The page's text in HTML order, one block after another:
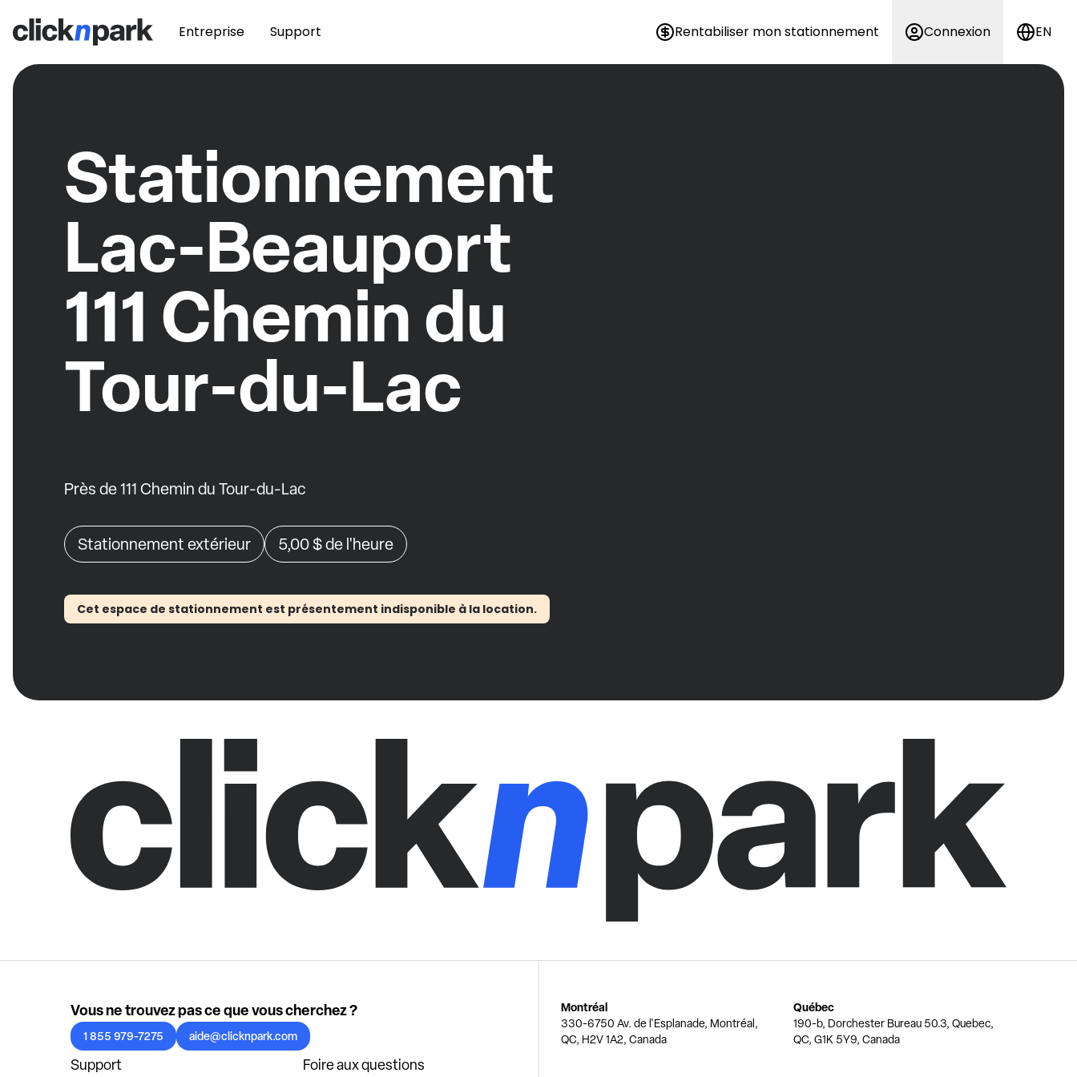
Entreprise Support Rentabiliser mon stationnement Connexion EN
Stationnement
Lac-Beauport
111 Chemin du
Tour-du-Lac
Près de 111 Chemin du Tour-du-Lac
Stationnement extérieur 5,00 $de l'heure
Cet espace de stationnement est présentement indisponible à la location.
Vous ne trouvez pas ce que vous cherchez ?
1 855 979-7275 aide@clicknpark.com
Support Foire aux questions
Montréal
330-6750 Av. de l'Esplanade, Montréal,
QC, H2V 1A2, Canada
Québec
190-b, Dorchester Bureau 50.3, Quebec,
QC, G1K 5Y9, Canada